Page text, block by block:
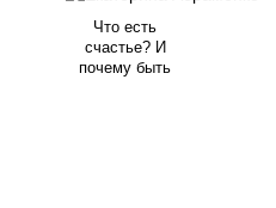
Что есть
счастье? И
почему быть